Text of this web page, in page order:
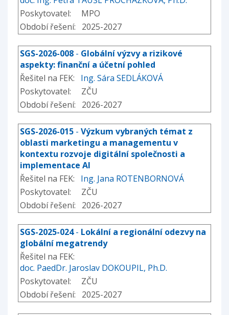
Poskytovatel: MPO
Období řešení: 2025-2027
SGS-2026-008 - Globální výzvy a rizikové
aspekty: finanční a účetní pohled
Řešitel na FEK: Ing. Sára SEDLÁKOVÁ
Poskytovatel: ZČU
Období řešení: 2026-2027
SGS-2026-015 - Výzkum vybraných témat z
oblasti marketingu a managementu v
kontextu rozvoje digitální společnosti a
implementace AI
Řešitel na FEK: Ing. Jana ROTENBORNOVÁ
Poskytovatel: ZČU
Období řešení: 2026-2027
SGS-2025-024- Lokální a regionální odezvy na
globální megatrendy
Řešitel na FEK:
doc. PaedDr. Jaroslav DOKOUPIL, Ph.D.
Poskytovatel: ZČU
Období řešení: 2025-2027